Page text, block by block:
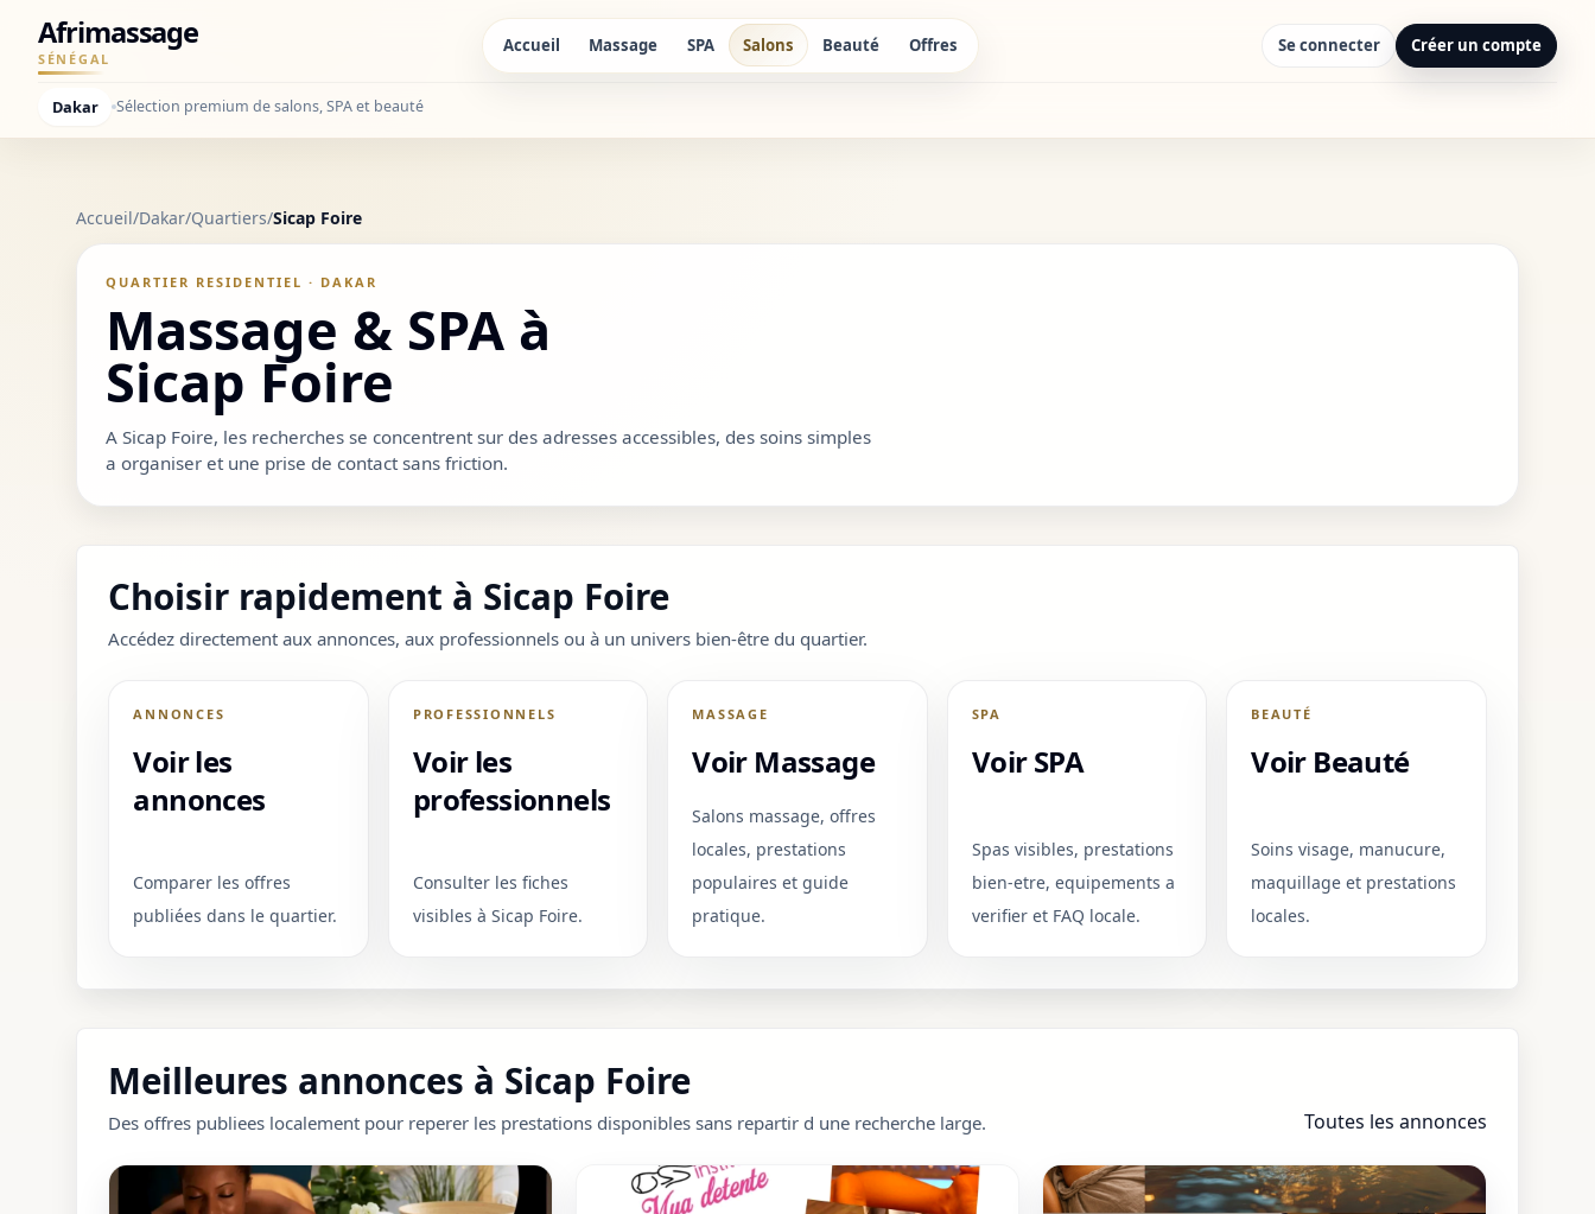
Afrimassage
SÉNÉGAL
Accueil Massage SPA Salons Beauté Offres Se connecter Créer un compte
Dakar Sélection premium de salons, SPA et beauté
Accueil/Dakar/Quartiers/Sicap Foire
QUARTIER RESIDENTIEL · DAKAR
Massage & SPA à
Sicap Foire
A Sicap Foire, les recherches se concentrent sur des adresses accessibles, des soins simples
a organiser et une prise de contact sans friction.
Choisir rapidement à Sicap Foire
Accédez directement aux annonces, aux professionnels ou à un univers bien-être du quartier.
ANNONCES
Voir les
annonces
Comparer les offres
publiées dans le quartier.
PROFESSIONNELS
Voir les
professionnels
Consulter les fiches
visibles à Sicap Foire.
MASSAGE
Voir Massage
Salons massage, offres
locales, prestations
populaires et guide
pratique.
SPA
Voir SPA
Spas visibles, prestations
bien-etre, equipements a
verifier et FAQ locale.
BEAUTÉ
Voir Beauté
Soins visage, manucure,
maquillage et prestations
locales.
Meilleures annonces à Sicap Foire
Des offres publiees localement pour reperer les prestations disponibles sans repartir d une recherche large. Toutes les annonces